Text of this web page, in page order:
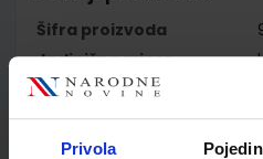
Privola
Šifra proizvoda
Jedinična mjera
Nakladnik
Autor